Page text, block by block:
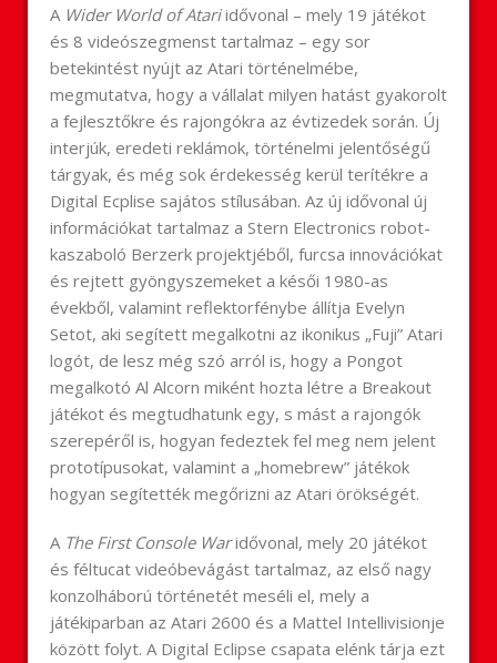
A Wider World of Atariidővonal – mely 19 játékot
és 8 videószegmenst tartalmaz – egy sor
betekintést nyújt az Atari történelmébe,
megmutatva, hogy a vállalat milyen hatást gyakorolt
a fejlesztőkre és rajongókra az évtizedek során. Új
interjúk, eredeti reklámok, történelmi jelentőségű
tárgyak, és még sok érdekesség kerül terítékre a
Digital Ecplise sajátos stílusában. Az új idővonal új
információkat tartalmaz a Stern Electronics robot-
kaszaboló Berzerk projektjéből, furcsa innovációkat
és rejtett gyöngyszemeket a késői 1980-as
évekből, valamint reflektorfénybe állítja Evelyn
Setot, aki segített megalkotni az ikonikus „Fuji” Atari
logót, de lesz még szó arról is, hogy a Pongot
megalkotó Al Alcorn miként hozta létre a Breakout
játékot és megtudhatunk egy, s mást a rajongók
szerepéről is, hogyan fedeztek fel meg nem jelent
prototípusokat, valamint a „homebrew” játékok
hogyan segítették megőrizni az Atari örökségét.
A The First Console Waridővonal, mely 20 játékot
és féltucat videóbevágást tartalmaz, az első nagy
konzolháború történetét meséli el, mely a
játékiparban az Atari 2600 és a Mattel Intellivisionje
között folyt. A Digital Eclipse csapata elénk tárja ezt